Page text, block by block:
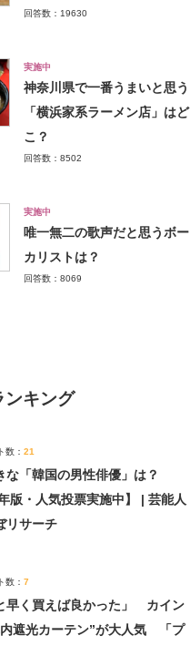
回答数：19630
実施中
神奈川県で一番うまいと思う
「横浜家系ラーメン店」はど
こ？
回答数：8502
実施中
唯一無二の歌声だと思うボー
カリストは？
回答数：8069
ンキング
数： 21
な「韓国の男性俳優」は？
版・人気投票実施中】 | 芸能人
リサーチ
数： 7
早く買えば良かった」 カイン
内遮光カーテン”が大人気 「プ